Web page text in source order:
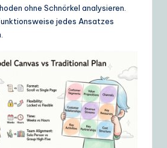
ohne Schnörkel analysieren.
jedes Ansatzes